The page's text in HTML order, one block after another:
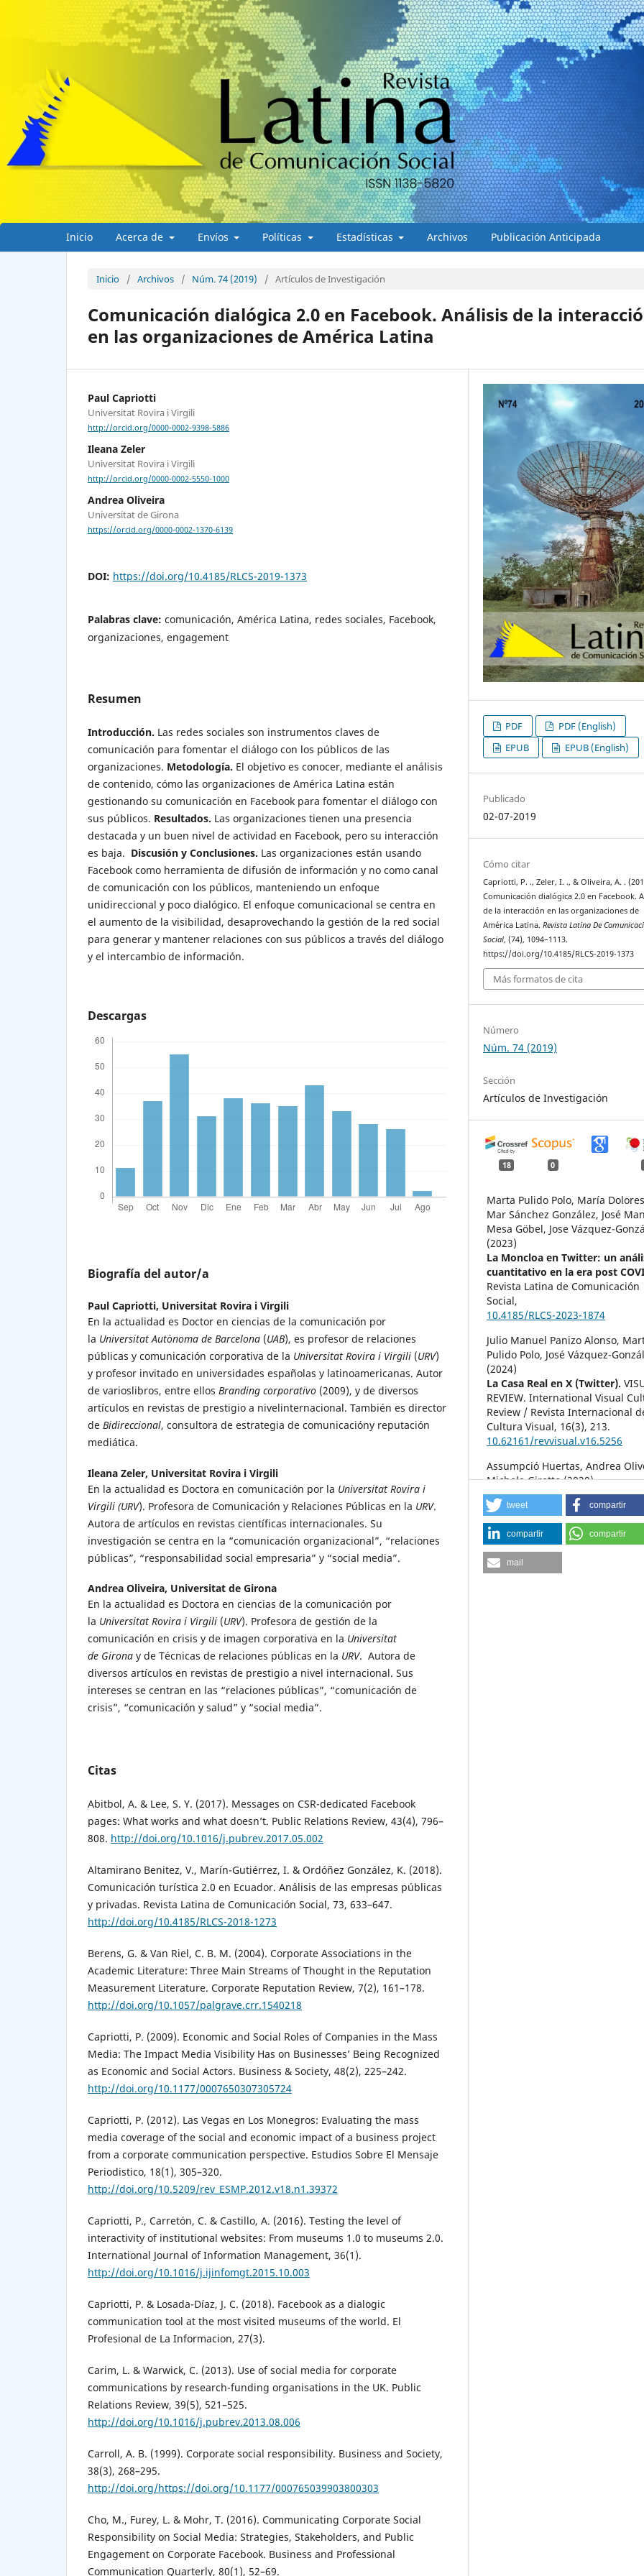
Inicio Acerca de Envíos Políticas Estadísticas Archivos Publicación Anticipada
Inicio / Archivos / Núm. 74 (2019) / Artículos de Investigación
Comunicación dialógica 2.0 en Facebook. Análisis de la
en las organizaciones de América Latina
Paul Capriotti
Universitat Rovira i Virgili
http://orcid.org/0000-0002-9398-5886
Ileana Zeler
Universitat Rovira i Virgili
http://orcid.org/0000-0002-5550-1000
Andrea Oliveira
Universitat de Girona
https://orcid.org/0000-0002-1370-6139
DOI: https://doi.org/10.4185/RLCS-2019-1373
Palabras clave: comunicación, América Latina, redes sociales, Facebook,
organizaciones, engagement
Resumen
Introducción. Las redes sociales son instrumentos claves de
comunicación para fomentar el diálogo con los públicos de las
organizaciones. Metodología. El objetivo es conocer, mediante el análisis
de contenido, cómo las organizaciones de América Latina están
gestionando su comunicación en Facebook para fomentar el diálogo con
sus públicos. Resultados. Las organizaciones tienen una presencia
destacada y un buen nivel de actividad en Facebook, pero su interacción
es baja. Discusión y Conclusiones. Las organizaciones están usando
Facebook como herramienta de difusión de información y no como canal
de comunicación con los públicos, manteniendo un enfoque
unidireccional y poco dialógico. El enfoque comunicacional se centra en
el aumento de la visibilidad, desaprovechando la gestión de la red social
para generar y mantener relaciones con sus públicos a través del diálogo
y el intercambio de información.
Descargas
Biografía del autor/a
Paul Capriotti, Universitat Rovira i Virgili
En la actualidad es Doctor en ciencias de la comunicación por
la Universitat Autònoma de Barcelona (UAB), es profesor de relaciones
públicas y comunicación corporativa de la Universitat Rovira i Virgili (URV)
y profesor invitado en universidades españolas y latinoamericanas. Autor
de varioslibros, entre ellos Branding corporativo (2009), y de diversos
artículos en revistas de prestigio a nivelinternacional. También es director
de Bidireccional, consultora de estrategia de comunicacióny reputación
mediática.
Ileana Zeler, Universitat Rovira i Virgili
En la actualidad es Doctora en comunicación por la Universitat Rovira i
Virgili (URV). Profesora de Comunicación y Relaciones Públicas en la URV.
Autora de artículos en revistas científicas internacionales. Su
investigación se centra en la “comunicación organizacional”, “relaciones
públicas”, “responsabilidad social empresaria” y “social media”.
Andrea Oliveira, Universitat de Girona
En la actualidad es Doctora en ciencias de la comunicación por
la Universitat Rovira i Virgili (URV). Profesora de gestión de la
comunicación en crisis y de imagen corporativa en la Universitat
de Girona y de Técnicas de relaciones públicas en la URV. Autora de
diversos artículos en revistas de prestigio a nivel internacional. Sus
intereses se centran en las “relaciones públicas”, “comunicación de
crisis”, “comunicación y salud” y “social media”.
Citas
Abitbol, A. & Lee, S. Y. (2017). Messages on CSR-dedicated Facebook
pages: What works and what doesn’t. Public Relations Review, 43(4), 796–
808. http://doi.org/10.1016/j.pubrev.2017.05.002
Altamirano Benitez, V., Marín-Gutiérrez, I. & Ordóñez González, K. (2018).
Comunicación turística 2.0 en Ecuador. Análisis de las empresas públicas
y privadas. Revista Latina de Comunicación Social, 73, 633–647.
http://doi.org/10.4185/RLCS-2018-1273
Berens, G. & Van Riel, C. B. M. (2004). Corporate Associations in the
Academic Literature: Three Main Streams of Thought in the Reputation
Measurement Literature. Corporate Reputation Review, 7(2), 161–178.
http://doi.org/10.1057/palgrave.crr.1540218
Capriotti, P. (2009). Economic and Social Roles of Companies in the Mass
Media: The Impact Media Visibility Has on Businesses’ Being Recognized
as Economic and Social Actors. Business & Society, 48(2), 225–242.
http://doi.org/10.1177/0007650307305724
Capriotti, P. (2012). Las Vegas en Los Monegros: Evaluating the mass
media coverage of the social and economic impact of a business project
from a corporate communication perspective. Estudios Sobre El Mensaje
Periodistico, 18(1), 305–320.
http://doi.org/10.5209/rev_ESMP.2012.v18.n1.39372
Capriotti, P., Carretón, C. & Castillo, A. (2016). Testing the level of
interactivity of institutional websites: From museums 1.0 to museums 2.0.
International Journal of Information Management, 36(1).
http://doi.org/10.1016/j.ijinfomgt.2015.10.003
Capriotti, P. & Losada-Díaz, J. C. (2018). Facebook as a dialogic
communication tool at the most visited museums of the world. El
Profesional de La Informacion, 27(3).
Carim, L. & Warwick, C. (2013). Use of social media for corporate
communications by research-funding organisations in the UK. Public
Relations Review, 39(5), 521–525.
http://doi.org/10.1016/j.pubrev.2013.08.006
Carroll, A. B. (1999). Corporate social responsibility. Business and Society,
38(3), 268–295.
http://doi.org/https://doi.org/10.1177/000765039903800303
Cho, M., Furey, L. & Mohr, T. (2016). Communicating Corporate Social
Responsibility on Social Media: Strategies, Stakeholders, and Public
Engagement on Corporate Facebook. Business and Professional
Communication Quarterly, 80(1), 52–69.
PDF
PDF (English)
EPUB
EPUB (English)
Publicado
02-07-2019
Cómo citar
Capriotti, P. ., Zeler, I. ., & Oliveira, A. .
Comunicación dialógica 2.0 en Facebook.
de la interacción en las organizaciones de
América Latina.Revista Latina De
Social, (74), 1094–1113.
https://doi.org/10.4185/RLCS-2019-1373
Más formatos de cita
Número
Núm. 74 (2019)
Sección
Artículos de Investigación
18 0
Marta Pulido Polo, María
Mar Sánchez González, José
Mesa Göbel, Jose Vázquez-
(2023)
La Moncloa en Twitter: un
cuantitativo en la era post
Revista Latina de Comunicación
Social,
10.4185/RLCS-2023-1874
Julio Manuel Panizo Alonso,
Pulido Polo, José Vázquez-
(2024)
La Casa Real en X (Twitter).
REVIEW. International Visual
Review / Revista Internacional
Cultura Visual, 16(3),213.
10.62161/revvisual.v16.5256
Assumpció Huertas, Andrea
Michele Girotto (2020)
Gestión comunicativa de crisis
las oficinas nacionales de
de España e Italia ante la Covid-
El Profesional de la información,
10.3145/epi.2020.jul.10
Adriana Angel, Alejandro Álvarez-
tweet compartir
compartir compartir
mail